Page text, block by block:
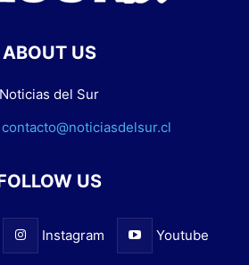
ABOUT US
Noticias del Sur
contacto@noticiasdelsur.cl
US
Instagram Youtube